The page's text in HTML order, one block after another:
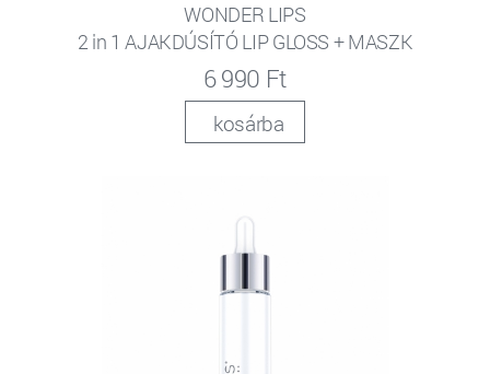
WONDER LIPS
2 in 1 AJAKDÚSÍTÓ LIP GLOSS + MASZK
6 990 Ft
kosárba